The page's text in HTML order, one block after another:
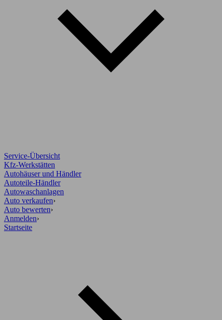
Service-Übersicht
Kfz-Werkstätten
Autohäuser und Händler
Autoteile-Händler
Autowaschanlagen
Auto verkaufen›
Auto bewerten›
Anmelden›
Startseite